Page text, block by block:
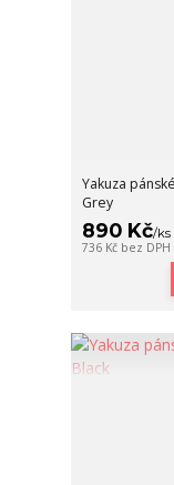
Yakuza
Grey
890 Kč/ks
736 Kč bez DPH